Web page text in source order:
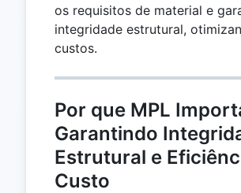
os requisitos de material e
integridade estrutural,
custos.
Por que MPL
Garantindo
Estrutural e
Custo